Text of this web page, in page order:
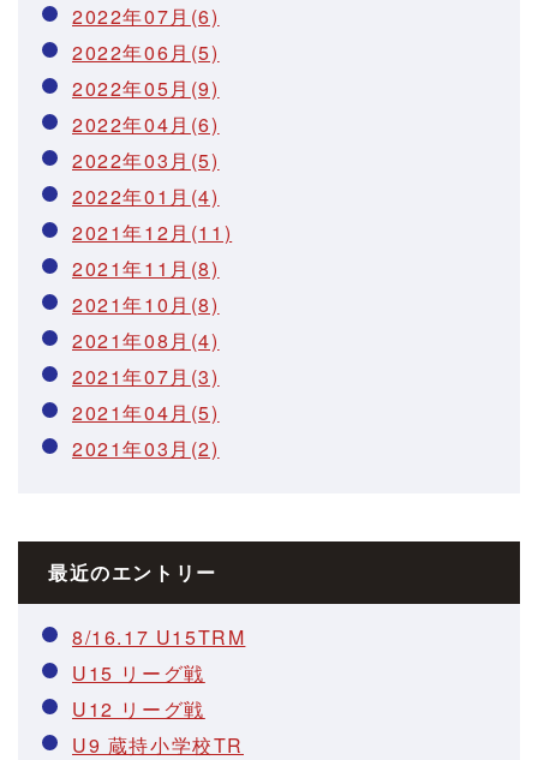
2022年07月(6)
2022年06月(5)
2022年05月(9)
2022年04月(6)
2022年03月(5)
2022年01月(4)
2021年12月(11)
2021年11月(8)
2021年10月(8)
2021年08月(4)
2021年07月(3)
2021年04月(5)
2021年03月(2)
最近のエントリー
8/16.17 U15TRM
U15 リーグ戦
U12 リーグ戦
U9 蔵持小学校TR